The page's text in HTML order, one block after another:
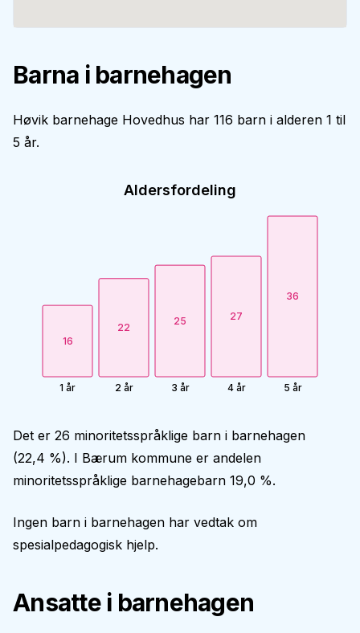
Barna i barnehagen
Høvik barnehage Hovedhus har 116 barn i alderen 1 til
5 år.
Aldersfordeling
16
1 år
22
2 år
25
3 år
27
4 år
36
5 år
Det er 26 minoritetsspråklige barn i barnehagen
(22,4 %). I Bærum kommune er andelen
minoritetsspråklige barnehagebarn 19,0 %.
Ingen barn i barnehagen har vedtak om
spesialpedagogisk hjelp.
Ansatte i barnehagen